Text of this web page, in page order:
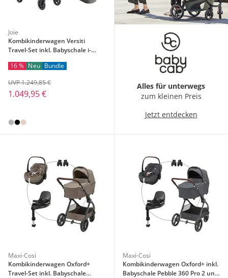
Joie
Kombikinderwagen Versiti
Travel-Set inkl. Babyschale i-
Encore
16 % Neu Bundle
1.049,95 €
UVP 1.249,85 €
Alles für unterwegs
zum kleinen Preis
Jetzt entdecken
Maxi-Cosi
Kombikinderwagen Oxford+
Travel-Set inkl. Babyschale
Maxi-Cosi
Kombikinderwagen Oxford+ inkl.
Babyschale Pebble 360 Pro 2 und